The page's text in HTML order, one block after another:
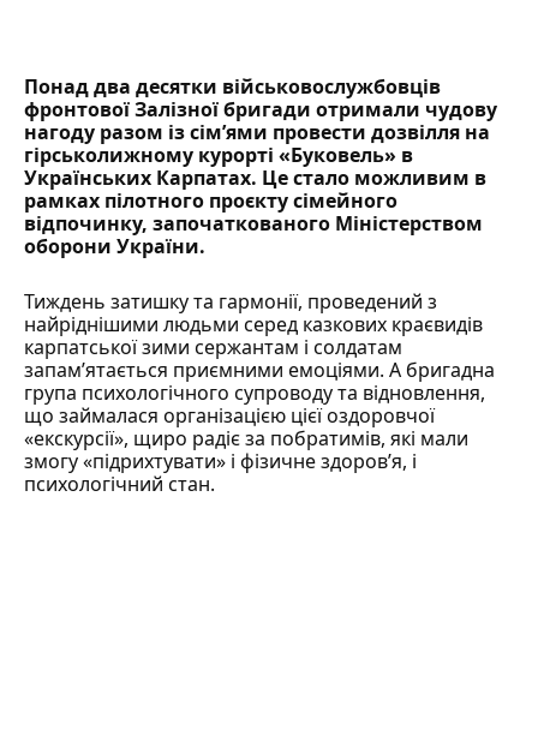
Понад два десятки військовослужбовців
фронтовоїЗалізної бригади отримали чудову
нагоду разом із сім’ями провести дозвілля на
гірськолижному курорті «Буковель» в
Українських Карпатах. Це стало можливим в
рамках пілотного проєкту сімейного
відпочинку, започаткованого Міністерством
оборони України.
Тиждень затишку та гармонії, проведений з
найріднішими людьми серед казкових краєвидів
карпатської зими сержантам і солдатам
запам’ятається приємними емоціями. А бригадна
група психологічного супроводу та відновлення,
що займалася організацією цієї оздоровчої
«екскурсії», щиро радіє за побратимів, які мали
змогу «підрихтувати» і фізичне здоров’я, і
психологічний стан.